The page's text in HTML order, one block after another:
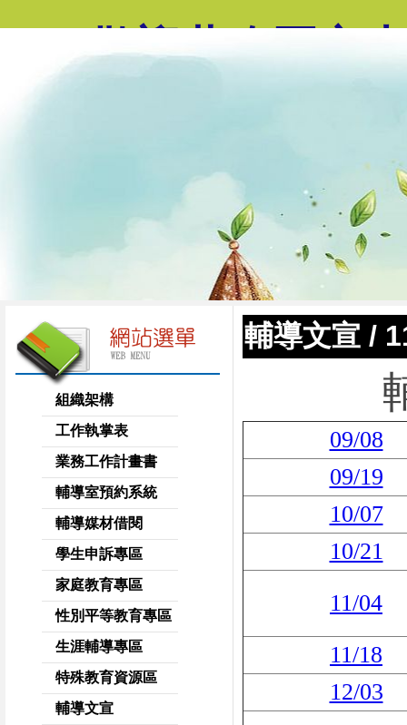
歡迎蒞臨國立
組織架構
工作執掌表
業務工作計畫書
輔導室預約系統
輔導媒材借閱
學生申訴專區
家庭教育專區
性別平等教育專區
生涯輔導專區
特殊教育資源區
輔導文宣
輔導文宣 /
09/08
09/19
10/07
10/21
11/04
11/18
12/03